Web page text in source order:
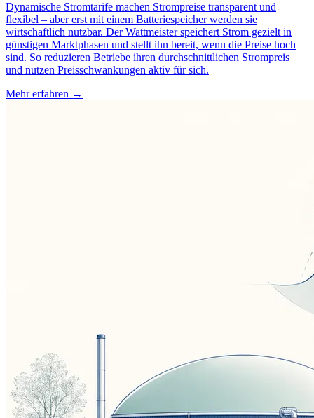
Dynamische Stromtarife machen Strompreise transparent und
flexibel – aber erst mit einem Batteriespeicher werden sie
wirtschaftlich nutzbar. Der Wattmeister speichert Strom gezielt in
günstigen Marktphasen und stellt ihn bereit, wenn die Preise hoch
sind. So reduzieren Betriebe ihren durchschnittlichen Strompreis
und nutzen Preisschwankungen aktiv für sich.
Mehr erfahren →